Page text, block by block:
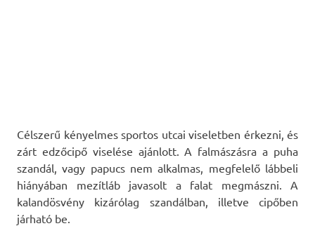
Célszerű kényelmes sportos utcai viseletben érkezni, és
zárt edzőcipő viselése ajánlott. A falmászásra a puha
szandál, vagy papucs nem alkalmas, megfelelő lábbeli
hiányában mezítláb javasolt a falat megmászni. A
kalandösvény kizárólag szandálban, illetve cipőben
járható be.